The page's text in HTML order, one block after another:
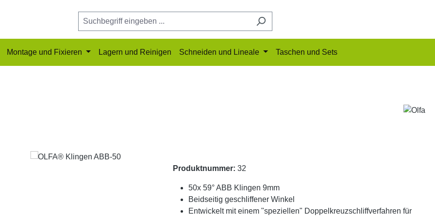
Montage und Fixieren Lagern und Reinigen Schneiden und Lineale Taschen und Sets
Produktnummer: 32
50x 59° ABB Klingen 9mm
Beidseitig geschliffener Winkel
Entwickelt mit einem "speziellen" Doppelkreuzschliffverfahren für